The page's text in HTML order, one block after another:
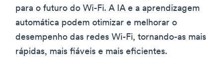
para o futuro do Wi-Fi. A IA e a aprendizagem
automática podem otimizar e melhorar o
desempenho das redes Wi-Fi, tornando-as mais
rápidas, mais fiáveis e mais eficientes.